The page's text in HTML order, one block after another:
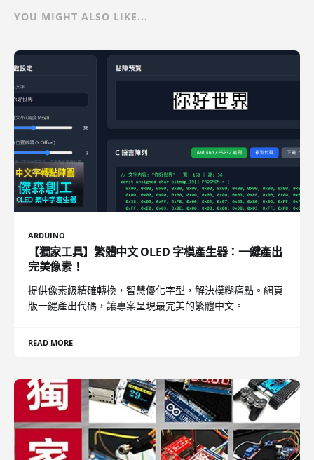
YOU MIGHT ALSO LIKE...
ARDUINO
【獨家工具】繁體中文 OLED 字模產生器：一鍵產出
完美像素！
提供像素級精確轉換，智慧優化字型，解決模糊痛點。網頁
版一鍵產出代碼，讓專案呈現最完美的繁體中文。
READ MORE